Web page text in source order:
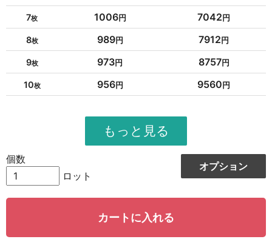
7 1006 7042
8 989 7912
9 973 8757
10 956 9560
951
12324
13216
15 942 14130
939
オプション
個数
ロット
カートに入れる